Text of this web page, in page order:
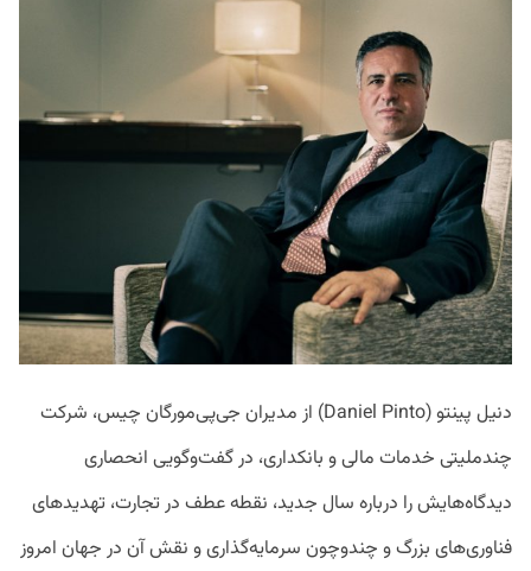
دنیل پینتو (Daniel Pinto) از مدیران جی‌پی‌مورگان چیس، شرکت
چندملیتی خدمات مالی و بانکداری، در گفت‌وگویی انحصاری
دیدگاه‌هایش را درباره سال جدید، نقطه عطف در تجارت، تهدیدهای
فناوری‌های بزرگ و چندوچون سرمایه‌گذاری و نقش آن در جهان امروز